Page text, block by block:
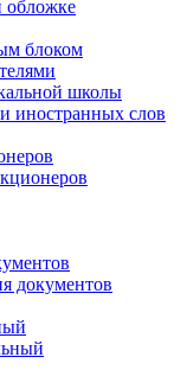
обложке
блоком
школы
иностранных слов
документов